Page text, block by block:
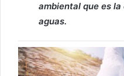
ambiental que es
aguas.